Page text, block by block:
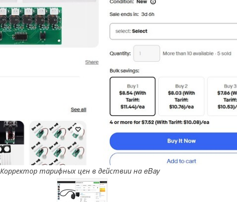
Корректор тарифных цен в действии на eBay